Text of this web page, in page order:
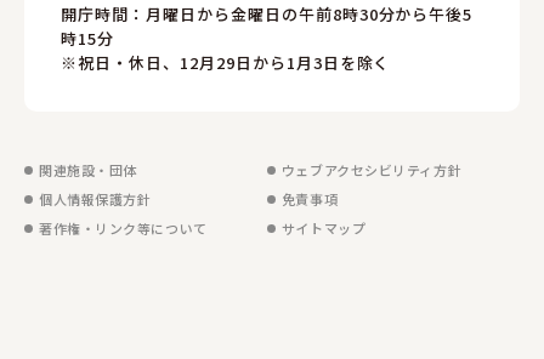
開庁時間：月曜日から金曜日の午前8時30分から午後5
時15分
※祝日・休日、12月29日から1月3日を除く
関連施設・団体
ウェブアクセシビリティ方針
個人情報保護方針
免責事項
著作権・リンク等について
サイトマップ